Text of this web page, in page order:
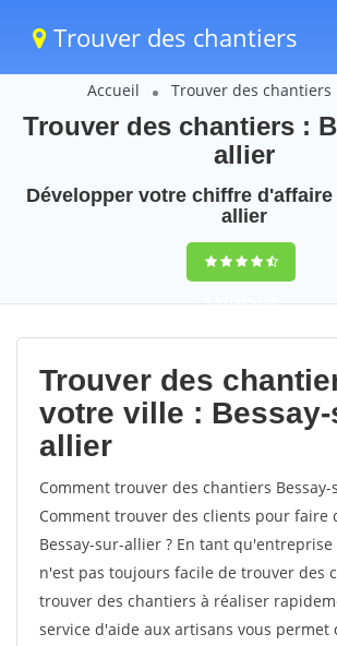
Trouver des chantiers
Accueil Trouver des
Trouver des chantiers :
allier
Développer votre chiffre
allier
9,5(100%)65
votes
Trouver des
votre ville :
allier
Comment trouver des chantiers
Comment trouver des clients pour faire
Bessay-sur-allier ? En tant
n'est pas toujours facile de trouver des
trouver des chantiers à réaliser
service d'aide aux artisans vous permet